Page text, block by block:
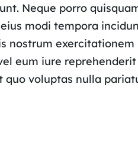
Neque porro
modi tempora
nostrum exercitationem
eum iure
voluptas nulla